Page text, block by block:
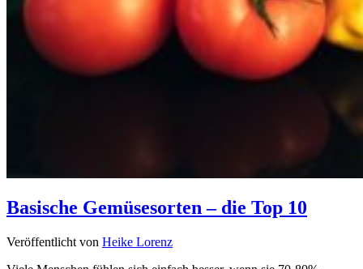
Basische Gemüsesorten – die Top 10
Veröffentlicht von Heike Lorenz